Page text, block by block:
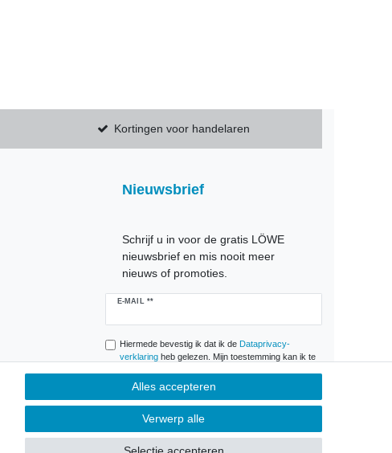
Kortingen voor handelaren
Nieuwsbrief
Schrijf u in voor de gratis LÖWE
nieuwsbrief en mis nooit meer
nieuws of promoties.
E-MAIL **
Ceres::Template.newsletterHoneypotLabel
Hiermede bevestig ik dat ik de Data­privacy­
verklaringheb gelezen. Mijn toestemming kan ik te
Abonneren
** Het gaat hierbij om een verplicht veld.
Alles accepteren
Verwerp alle